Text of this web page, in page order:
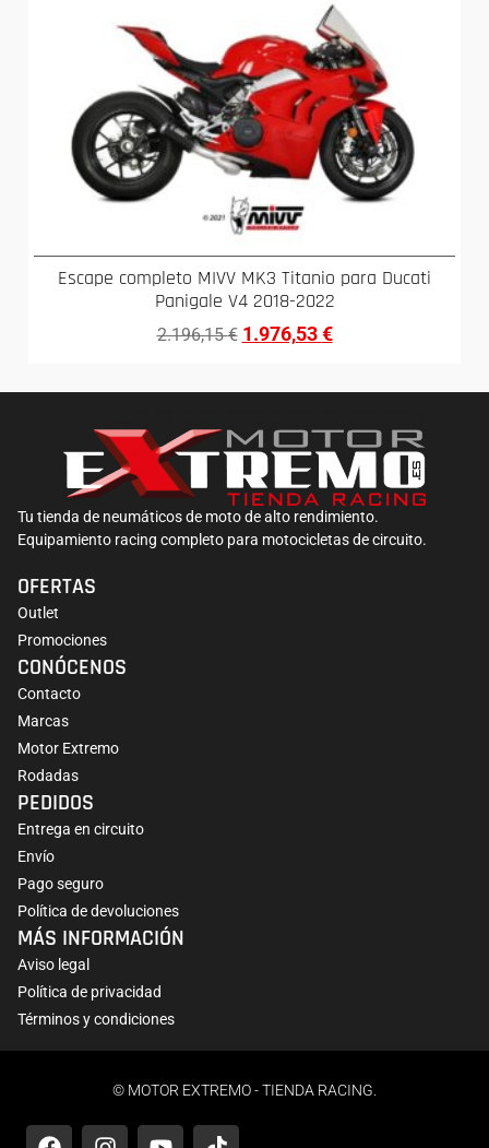
Escape completo MIVV MK3 Titanio para Ducati
Panigale V4 2018-2022
2.196,15€ 1.976,53€
Tu tienda de neumáticos de moto de alto rendimiento.
Equipamiento racing completo para motocicletas de circuito.
OFERTAS
Outlet
Promociones
CONÓCENOS
Contacto
Marcas
Motor Extremo
Rodadas
PEDIDOS
Entrega en circuito
Envío
Pago seguro
Política de devoluciones
MÁS INFORMACIÓN
Aviso legal
Política de privacidad
Términos y condiciones
© MOTOR EXTREMO - TIENDA RACING.